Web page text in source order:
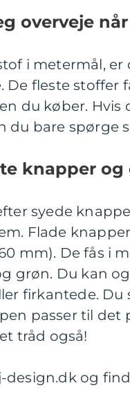
overveje
i metermål,
De fleste stoffer
du køber. Hvis
du bare spørge
knapper
syede
Flade
mm). De fås i
grøn. Du kan
firkantede.
passer til det
tråd også!
design.dk og